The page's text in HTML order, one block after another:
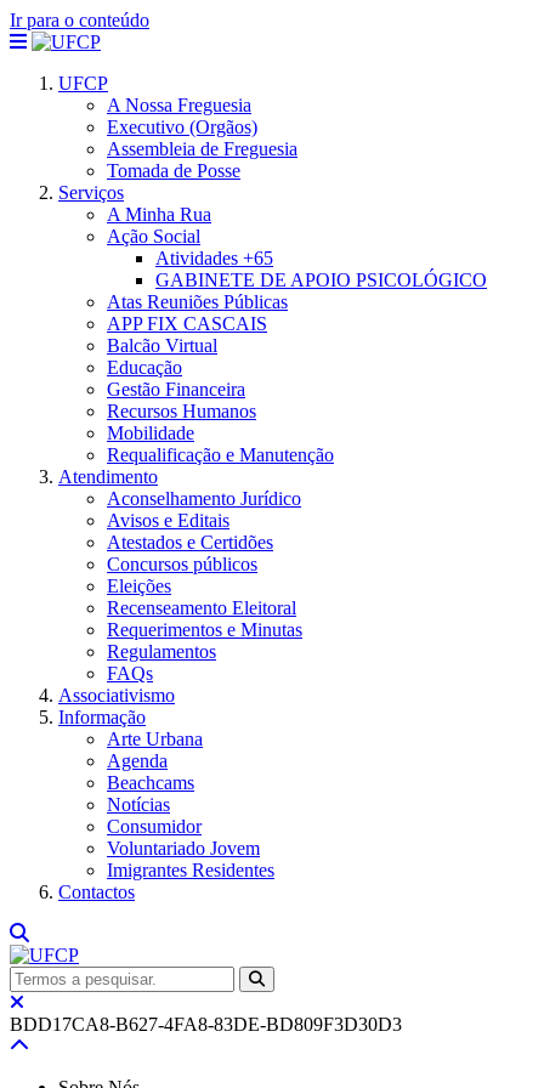
Ir para o conteúdo
UFCP
A Nossa Freguesia
Executivo (Orgãos)
Assembleia de Freguesia
Tomada de Posse
Serviços
A Minha Rua
Ação Social
Atividades +65
GABINETE DE APOIO PSICOLÓGICO
Atas Reuniões Públicas
APP FIX CASCAIS
Balcão Virtual
Educação
Gestão Financeira
Recursos Humanos
Mobilidade
Requalificação e Manutenção
Atendimento
Aconselhamento Jurídico
Avisos e Editais
Atestados e Certidões
Concursos públicos
Eleições
Recenseamento Eleitoral
Requerimentos e Minutas
Regulamentos
FAQs
Associativismo
Informação
Arte Urbana
Agenda
Beachcams
Notícias
Consumidor
Voluntariado Jovem
Imigrantes Residentes
Contactos
BDD17CA8-B627-4FA8-83DE-BD809F3D30D3